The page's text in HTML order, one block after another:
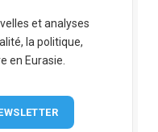
et analyses
la politique,
en Eurasie.